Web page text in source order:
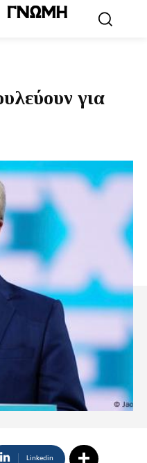
για
Linkedin